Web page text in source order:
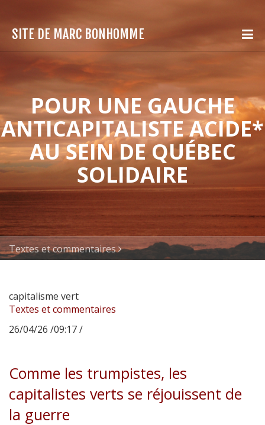
SITE DE MARC BONHOMME
POUR UNE GAUCHE
ANTICAPITALISTE ACIDE*
AU SEIN DE QUÉBEC
SOLIDAIRE
Textes et commentaires
capitalisme vert
Textes et commentaires
26/04/26 /09:17 /
Comme les trumpistes, les
capitalistes verts se réjouissent de
la guerre